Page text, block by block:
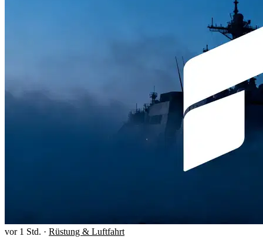
vor 1 Std. · Rüstung & Luftfahrt